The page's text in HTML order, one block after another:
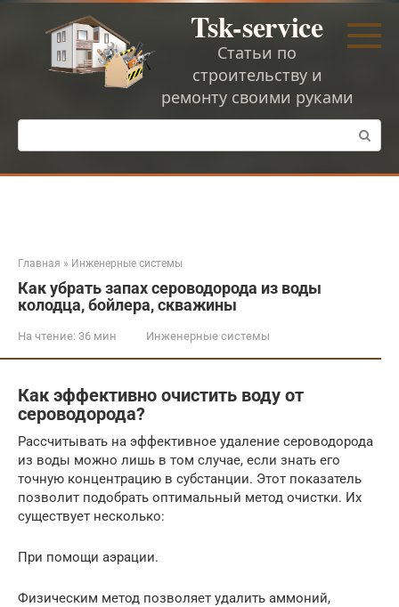
Перейти
Tsk-service
Статьи по
строительству и
ремонту своими руками
Поиск:
Главная » Инженерные системы
Как убрать запах сероводорода из воды
колодца, бойлера, скважины
На чтение: 36 мин Инженерные системы
Как эффективно очистить воду от
сероводорода?
Рассчитывать на эффективное удаление сероводорода
из воды можно лишь в том случае, если знать его
точную концентрацию в субстанции. Этот показатель
позволит подобрать оптимальный метод очистки. Их
существует несколько:
При помощи аэрации.
Физическим метод позволяет удалить аммоний,